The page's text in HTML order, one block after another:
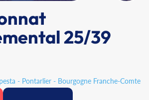
25/39
- Pontarlier - Bourgogne Franche-Comte